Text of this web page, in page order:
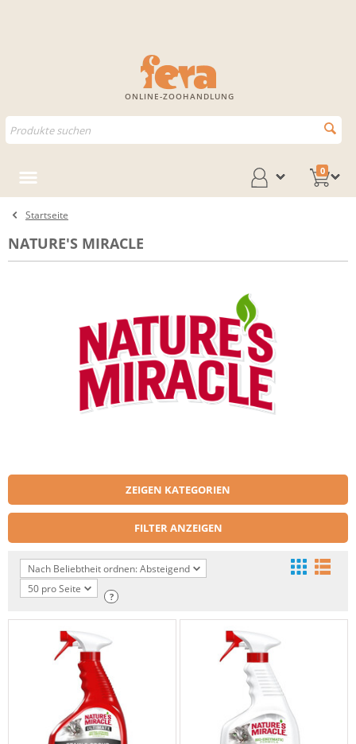
ONLINE-ZOOHANDLUNG
0
Startseite
NATURE'S MIRACLE
ZEIGEN KATEGORIEN
FILTER ANZEIGEN
Nach Beliebtheit ordnen: Absteigend
50 pro Seite
?